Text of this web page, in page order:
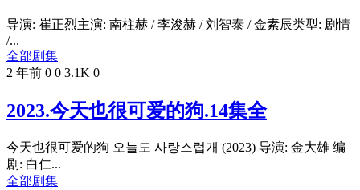
导演: 崔正烈主演: 南柱赫 / 李浚赫 / 刘智泰 / 金素辰类型: 剧情
/...
全部剧集
2 年前 0 0 3.1K 0
2023.今天也很可爱的狗.14集全
今天也很可爱的狗 오늘도 사랑스럽개 (2023) 导演: 金大雄 编
剧: 白仁...
全部剧集